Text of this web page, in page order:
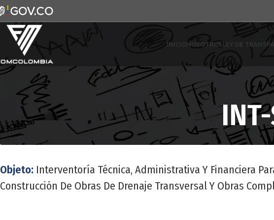
INICIONOSOTROS LEY DE
Objeto: Interventoría Técnica, Administrativa Y Financiera
Construcción De Obras De Drenaje Transversal Y Obras